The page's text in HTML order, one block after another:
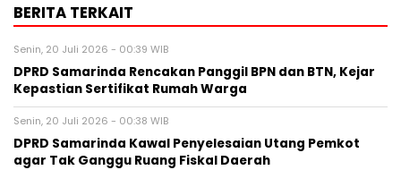
BERITA TERKAIT
Senin, 20 Juli 2026 - 00:39 WIB
DPRD Samarinda Rencakan Panggil BPN dan BTN, Kejar
Kepastian Sertifikat Rumah Warga
Senin, 20 Juli 2026 - 00:38 WIB
DPRD Samarinda Kawal Penyelesaian Utang Pemkot
agar Tak Ganggu Ruang Fiskal Daerah